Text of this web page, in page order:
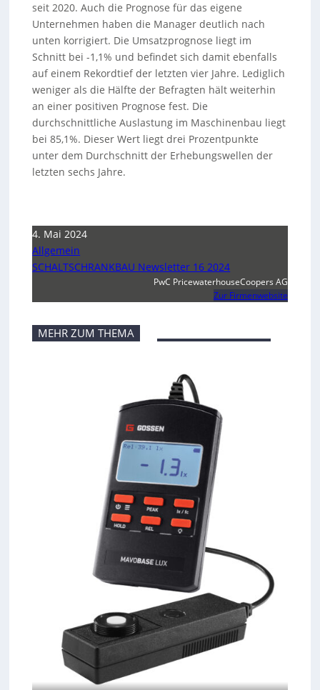
seit 2020. Auch die Prognose für das eigene
Unternehmen haben die Manager deutlich nach
unten korrigiert. Die Umsatzprognose liegt im
Schnitt bei -1,1% und befindet sich damit ebenfalls
auf einem Rekordtief der letzten vier Jahre. Lediglich
weniger als die Hälfte der Befragten hält weiterhin
an einer positiven Prognose fest. Die
durchschnittliche Auslastung im Maschinenbau liegt
bei 85,1%. Dieser Wert liegt drei Prozentpunkte
unter dem Durchschnitt der Erhebungswellen der
letzten sechs Jahre.
4. Mai 2024
Allgemein
SCHALTSCHRANKBAU Newsletter 16 2024
PwC PricewaterhouseCoopers AG
Zur Firmenwebsite
MEHR ZUM THEMA